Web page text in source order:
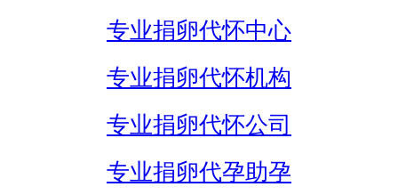
专业捐卵代怀中心
专业捐卵代怀机构
专业捐卵代怀公司
专业捐卵代孕助孕